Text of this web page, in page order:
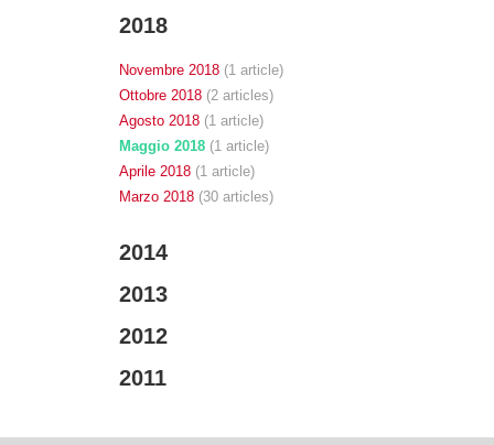
2018
Novembre 2018 (1 article)
Ottobre 2018 (2 articles)
Agosto 2018 (1 article)
Maggio 2018 (1 article)
Aprile 2018 (1 article)
Marzo 2018 (30 articles)
2014
2013
2012
2011